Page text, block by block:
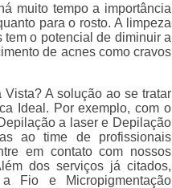
muito tempo a importância
para o rosto. A limpeza
o potencial de diminuir a
de acnes como cravos
A solução ao se tratar
Ideal. Por exemplo, com o
a laser e Depilação
ao time de profissionais
em contato com nossos
dos serviços já citados,
Fio e Micropigmentação